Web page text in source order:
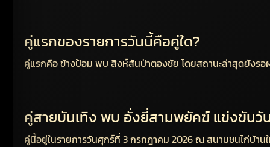
คู่แรกของรายการวันนี้คือคู่ใด?
คู่แรกคือ ข้างป้อม พบ สิงห์สันป่าตองชัย โดยสถานะล่าสุดยังรอ
คู่สายบันเทิง พบ อั่งยี่สามพยัคฆ์ แข่งขันวั
คู่นี้อยู่ในรายการวันศุกร์ที่ 3 กรกฎาคม 2026 ณ สนามชนไก่บ้าน